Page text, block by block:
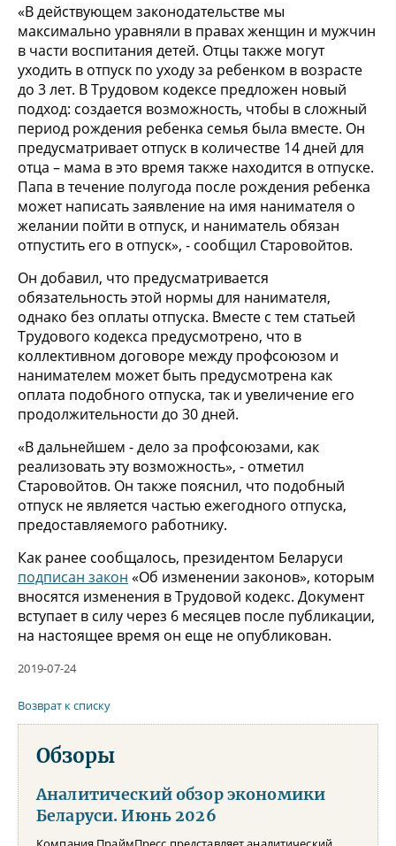
«В действующем законодательстве мы
максимально уравняли в правах женщин и мужчин
в части воспитания детей. Отцы также могут
уходить в отпуск по уходу за ребенком в возрасте
до 3 лет. В Трудовом кодексе предложен новый
подход: создается возможность, чтобы в сложный
период рождения ребенка семья была вместе. Он
предусматривает отпуск в количестве 14 дней для
отца – мама в это время также находится в отпуске.
Папа в течение полугода после рождения ребенка
может написать заявление на имя нанимателя о
желании пойти в отпуск, и наниматель обязан
отпустить его в отпуск», - сообщил Старовойтов.
Он добавил, что предусматривается
обязательность этой нормы для нанимателя,
однако без оплаты отпуска. Вместе с тем статьей
Трудового кодекса предусмотрено, что в
коллективном договоре между профсоюзом и
нанимателем может быть предусмотрена как
оплата подобного отпуска, так и увеличение его
продолжительности до 30 дней.
«В дальнейшем - дело за профсоюзами, как
реализовать эту возможность», - отметил
Старовойтов. Он также пояснил, что подобный
отпуск не является частью ежегодного отпуска,
предоставляемого работнику.
Как ранее сообщалось, президентом Беларуси
подписан закон «Об изменении законов», которым
вносятся изменения в Трудовой кодекс. Документ
вступает в силу через 6 месяцев после публикации,
на настоящее время он еще не опубликован.
2019-07-24
Возврат к списку
Обзоры
Аналитический обзор экономики
Беларуси. Июнь 2026